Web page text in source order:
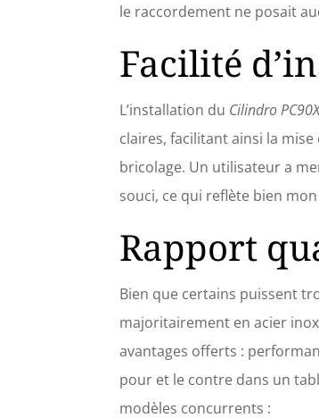
le raccordement ne posait
Facilité
L’installation du Cilindro
claires, facilitant ainsi la
bricolage. Un utilisateur a
souci, ce qui reflète bien
Rapport
Bien que certains puissent
majoritairement en acier
avantages offerts :
pour et le contre dans un
modèles concurrents :